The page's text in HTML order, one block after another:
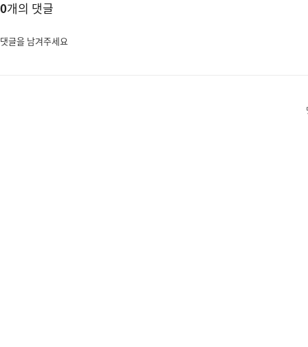
0개의 댓글
댓글을 남겨주세요